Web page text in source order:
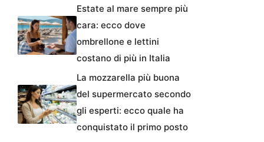
Estate al mare sempre più
cara: ecco dove
ombrellone e lettini
costano di più in Italia
La mozzarella più buona
del supermercato secondo
gli esperti: ecco quale ha
conquistato il primo posto